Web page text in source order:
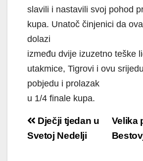
slavili i nastavili svoj pohod
kupa. Unatoč činjenici da
dolazi
između dvije izuzetno teške
utakmice, Tigrovi i ovu
pobjedu i prolazak
u 1/4 finale kupa.
Navigacija
objava
Velika
Dječji tjedan u
Svetoj Nedelji